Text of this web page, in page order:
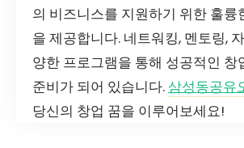
의 비즈니스를 지원하기 위한 훌륭
을 제공합니다. 네트워킹, 멘토링,
양한 프로그램을 통해 성공적인 창
준비가 되어 있습니다. 삼성동공유
당신의 창업 꿈을 이루어보세요!